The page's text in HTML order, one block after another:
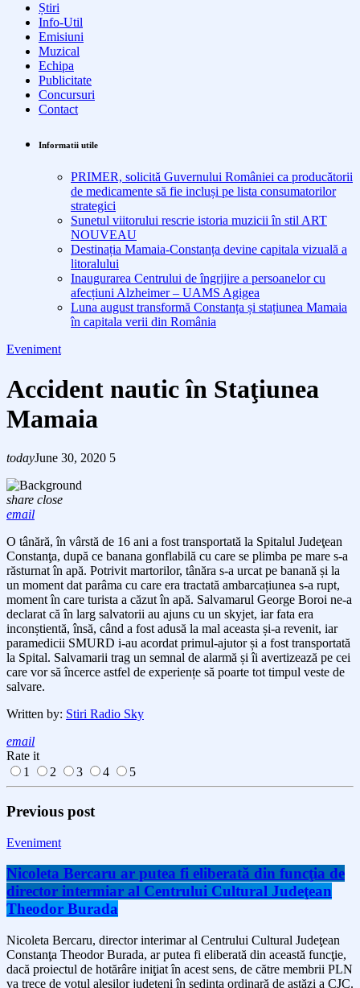
Știri
Info-Util
Emisiuni
Muzical
Echipa
Publicitate
Concursuri
Contact
Informatii utile
PRIMER, solicită Guvernului României ca producătorii
de medicamente să fie incluși pe lista consumatorilor
strategici
Sunetul viitorului rescrie istoria muzicii în stil ART
NOUVEAU
Destinația Mamaia-Constanța devine capitala vizuală a
litoralului
Inaugurarea Centrului de îngrijire a persoanelor cu
afecțiuni Alzheimer – UAMS Agigea
Luna august transformă Constanța și stațiunea Mamaia
în capitala verii din România
Eveniment
Accident nautic în Staţiunea
Mamaia
todayJune 30, 2020 5
share close
email
O tânără, în vârstă de 16 ani a fost transportată la Spitalul Judeţean
Constanţa, după ce banana gonflabilă cu care se plimba pe mare s-a
răsturnat în apă. Potrivit martorilor, tânăra s-a urcat pe banană și la
un moment dat parâma cu care era tractată ambarcațiunea s-a rupt,
moment în care turista a căzut în apă. Salvamarul George Boroi ne-a
declarat că în larg salvatorii au ajuns cu un skyjet, iar fata era
inconștientă, însă, când a fost adusă la mal aceasta și-a revenit, iar
paramedicii SMURD i-au acordat primul-ajutor și a fost transportată
la Spital. Salvamarii trag un semnal de alarmă și îi avertizează pe cei
care vor să încerce astfel de experiențe să poarte tot timpul veste de
salvare.
Written by: Stiri Radio Sky
email
Rate it
1
2 3 4 5
Previous post
Eveniment
Nicoleta Bercaru ar putea fi eliberată din funcţia de
director intermiar al Centrului Cultural Judeţean
Theodor Burada
Nicoleta Bercaru, director interimar al Centrului Cultural Judeţean
Constanţa Theodor Burada, ar putea fi eliberată din această funcţie,
dacă proiectul de hotărâre iniţiat în acest sens, de către membrii PLN
va trece de votul aleşilor judeţeni în şedinţa ordinară de astăzi a CJC.